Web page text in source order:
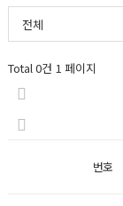
전체
Total 0건 1 페이지
번호